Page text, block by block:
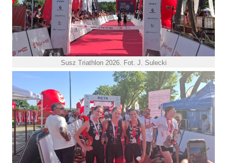
Susz Triathlon 2026. Fot. J. Sulecki